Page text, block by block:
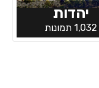
יהדות
1,032 תמונות